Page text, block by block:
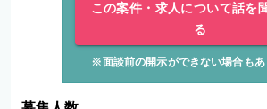
この案件・求人について話を
る
※面談前の開示ができない場合もあ